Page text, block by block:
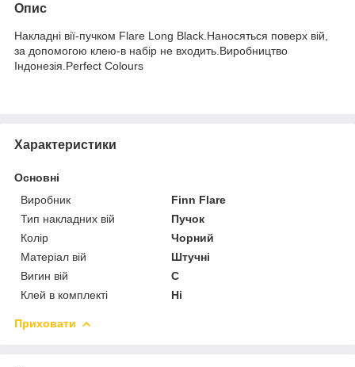
Опис
Накладні вії-пучком Flare Long Black.Наносяться поверх вій,
за допомогою клею-в набір не входить.Виробництво
Індонезія.Perfect Colours
Характеристики
Основні
Виробник
Finn Flare
Тип накладних вій
Пучок
Колір
Чорний
Матеріал вій
Штучні
Вигин вій
C
Клей в комплекті
Ні
Приховати